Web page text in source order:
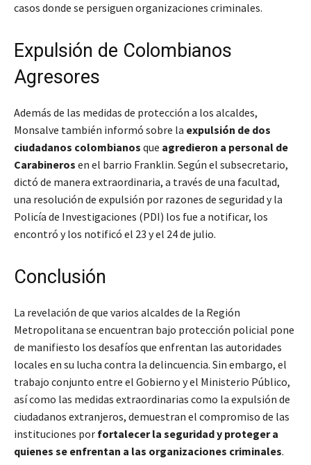
casos donde se persiguen organizaciones criminales.
Expulsión de Colombianos
Agresores
Además de las medidas de protección a los alcaldes,
Monsalve también informó sobre la expulsión de dos
ciudadanos colombianos que agredieron a personal de
Carabineros en el barrio Franklin. Según el subsecretario,
dictó de manera extraordinaria, a través de una facultad,
una resolución de expulsión por razones de seguridad y la
Policía de Investigaciones (PDI) los fue a notificar, los
encontró y los notificó el 23 y el 24 de julio.
Conclusión
La revelación de que varios alcaldes de la Región
Metropolitana se encuentran bajo protección policial pone
de manifiesto los desafíos que enfrentan las autoridades
locales en su lucha contra la delincuencia. Sin embargo, el
trabajo conjunto entre el Gobierno y el Ministerio Público,
así como las medidas extraordinarias como la expulsión de
ciudadanos extranjeros, demuestran el compromiso de las
instituciones por fortalecer la seguridad y proteger a
quienes se enfrentan a las organizaciones criminales.